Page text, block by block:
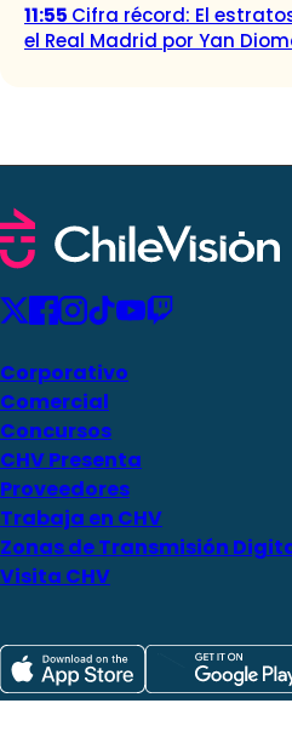
11:55 Cifra récord: El
el Real Madrid por Yan
Corporativo
Comercial
Concursos
CHV Presenta
Proveedores
Trabaja en CHV
Zonas de Transmisión
Visita CHV